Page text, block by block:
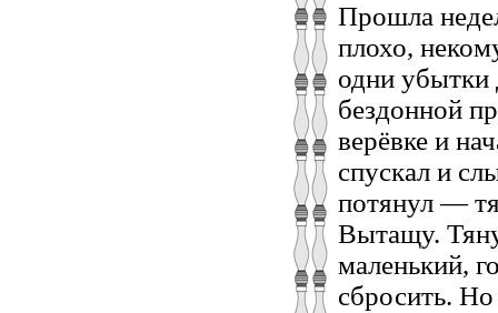
Прошла
плохо,
одни убытки
бездонной
верёвке и
спускал и
потянул —
Вытащу.
маленький,
сбросить.